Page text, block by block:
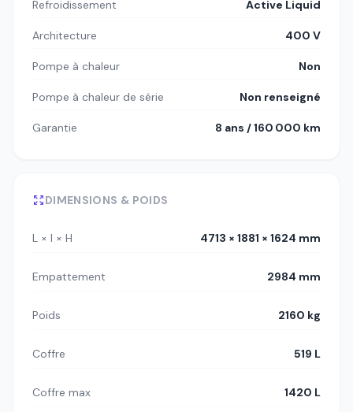
Refroidissement Active Liquid
Architecture 400 V
Pompe à chaleur Non
Pompe à chaleur de série Non renseigné
Garantie 8 ans / 160 000 km
DIMENSIONS & POIDS
L × l × H 4713 × 1881 × 1624 mm
Empattement 2984 mm
Poids 2160 kg
Coffre 519 L
Coffre max 1420 L